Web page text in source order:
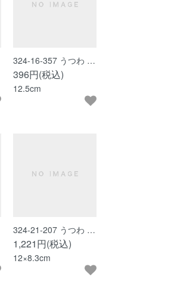
324-16-357 うつわ …
396円(税込)
12.5cm
324-21-207 うつわ …
1,221円(税込)
12×8.3cm